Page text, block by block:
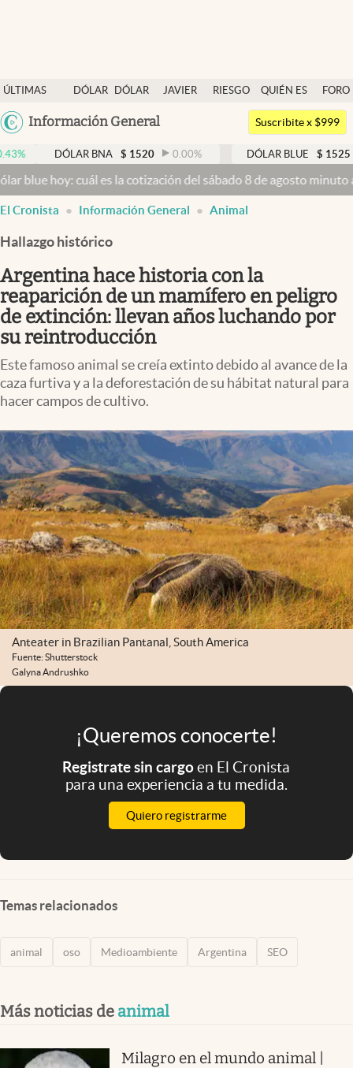
ÚLTIMAS
NOTICIAS
DÓLAR
DÓLAR
JAVIER
RIESGO
QUIÉN ES
QUIÉN
FORO
Argentina
México
Información General
Dólar
Members
Economía y Política
Finanzas y Mercados
Mercados Online
Negocios
Columnistas
Otras secciones
Apertura
Infotechnology
Clase
Mundial 2026
Eventos Corporativos
El Cronista Studio
Mediakit
abre en nueva pestaña
Argentina
Suscribite x $999
DÓLAR BNA $ 1520 0.00% DÓLAR BLUE $ 1525 -0.33%
cuál es la cotización del sábado 8 de agosto minuto a minuto
El Cronista Información General Animal
Hallazgo histórico
Argentina hace historia con la
reaparición de un mamífero en peligro
de extinción: llevan años luchando por
su reintroducción
Este famoso animal se creía extinto debido al avance de la
caza furtiva y a la deforestación de su hábitat natural para
hacer campos de cultivo.
Anteater in Brazilian Pantanal, South America
Fuente: Shutterstock
Galyna Andrushko
¡Queremos conocerte!
Registrate sin cargoen El Cronista
para una experiencia a tu medida.
Quiero registrarme
Temas relacionados
animal oso Medioambiente Argentina SEO
Más noticias de animal
Milagro en el mundo animal |